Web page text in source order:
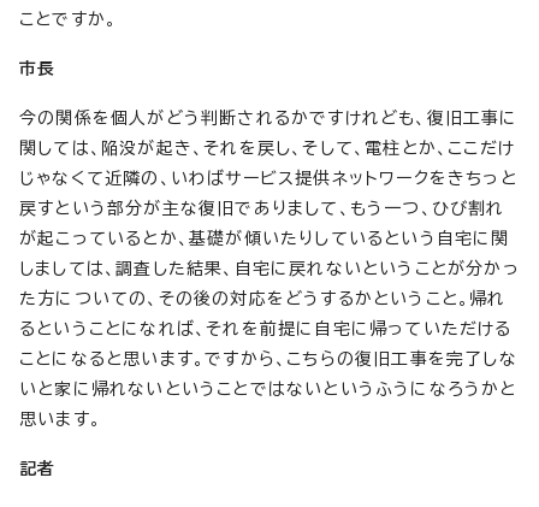
ことですか。
市長
今の関係を個人がどう判断されるかですけれども、復旧工事に
関しては、陥没が起き、それを戻し、そして、電柱とか、ここだけ
じゃなくて近隣の、いわばサービス提供ネットワークをきちっと
戻すという部分が主な復旧でありまして、もう一つ、ひび割れ
が起こっているとか、基礎が傾いたりしているという自宅に関
しましては、調査した結果、自宅に戻れないということが分かっ
た方についての、その後の対応をどうするかということ。帰れ
るということになれば、それを前提に自宅に帰っていただける
ことになると思います。ですから、こちらの復旧工事を完了しな
いと家に帰れないということではないというふうになろうかと
思います。
記者